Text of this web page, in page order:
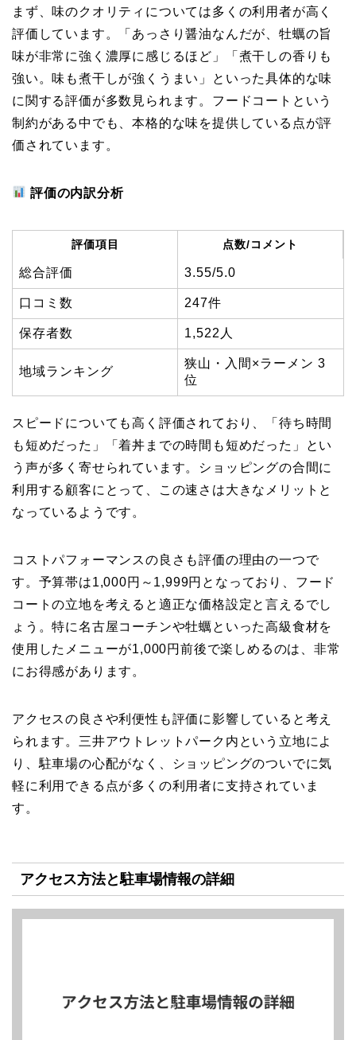
まず、味のクオリティについては多くの利用者が高く
評価しています。「あっさり醤油なんだが、牡蠣の旨
味が非常に強く濃厚に感じるほど」「煮干しの香りも
強い。味も煮干しが強くうまい」といった具体的な味
に関する評価が多数見られます。フードコートという
制約がある中でも、本格的な味を提供している点が評
価されています。
評価の内訳分析
評価項目 点数/コメント
総合評価 3.55/5.0
口コミ数 247件
保存者数 1,522人
地域ランキング
狭山・入間×ラーメン 3
位
スピードについても高く評価されており、「待ち時間
も短めだった」「着丼までの時間も短めだった」とい
う声が多く寄せられています。ショッピングの合間に
利用する顧客にとって、この速さは大きなメリットと
なっているようです。
コストパフォーマンスの良さも評価の理由の一つで
す。予算帯は1,000円～1,999円となっており、フード
コートの立地を考えると適正な価格設定と言えるでし
ょう。特に名古屋コーチンや牡蠣といった高級食材を
使用したメニューが1,000円前後で楽しめるのは、非常
にお得感があります。
アクセスの良さや利便性も評価に影響していると考え
られます。三井アウトレットパーク内という立地によ
り、駐車場の心配がなく、ショッピングのついでに気
軽に利用できる点が多くの利用者に支持されていま
す。
アクセス方法と駐車場情報の詳細